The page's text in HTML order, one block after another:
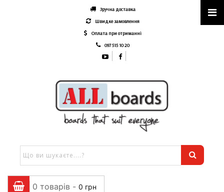
Зручна доставка
Швидке замовлення
Оплата при отриманні
097 515 10 20
0 товарів - 0 грн